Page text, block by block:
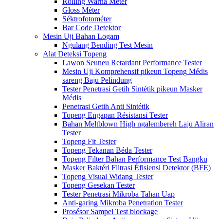
Gloss Méter
Séktrofotométer
Bar Code Detektor
Mesin Uji Bahan Logam
Ngulang Bending Test Mesin
Alat Deteksi Topeng
Lawon Seuneu Retardant Performance Tester
Mesin Uji Komprehensif pikeun Topeng Médis
sareng Baju Pelindung
Tester Penetrasi Getih Sintétik pikeun Masker
Médis
Penetrasi Getih Anti Sintétik
Topeng Engapan Résistansi Tester
Bahan Meltblown High ngalembereh Laju Aliran
Tester
Topeng Fit Tester
Topeng Tekanan Béda Tester
Topeng Filter Bahan Performance Test Bangku
Masker Baktéri Filtrasi Éfisiensi Detektor (BFE)
Topeng Visual Widang Tester
Topeng Gesekan Tester
Tester Penetrasi Mikroba Tahan Uap
Anti-garing Mikroba Penetration Tester
Prosésor Sampel Test blockage